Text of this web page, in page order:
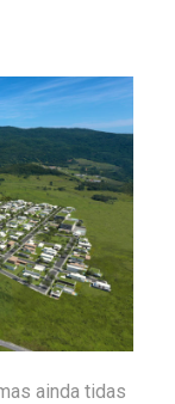
ainda tidas